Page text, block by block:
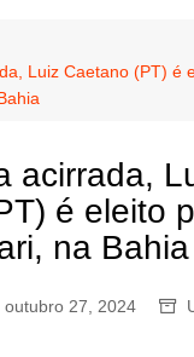
Luiz Caetano (PT) é
acirrada,
é eleito
na Bahia
outubro 27, 2024